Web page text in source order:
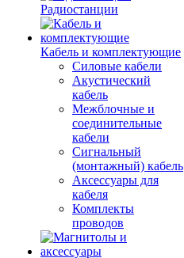
Радиостанции
Кабель и комплектующие
Силовые кабели
Акустический
кабель
Межблочные и
соединительные
кабели
Сигнальный
(монтажный) кабель
Аксессуары для
кабеля
Комплекты
проводов